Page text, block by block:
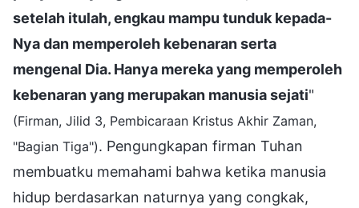
setelah itulah, engkau mampu tunduk kepada-
Nya dan memperoleh kebenaran serta
mengenal Dia. Hanya mereka yang memperoleh
kebenaran yang merupakan manusia sejati"
(Firman, Jilid 3, Pembicaraan Kristus Akhir Zaman,
"Bagian Tiga"). Pengungkapan firman Tuhan
membuatku memahami bahwa ketika manusia
hidup berdasarkan naturnya yang congkak,